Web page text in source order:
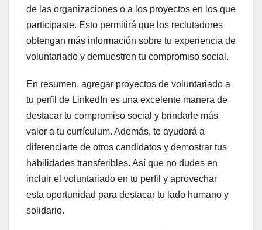
de las organizaciones o a los proyectos en los que
participaste. Esto permitirá que los reclutadores
obtengan más información sobre tu experiencia de
voluntariado y demuestren tu compromiso social.
En resumen, agregar proyectos de voluntariado a
tu perfil de LinkedIn es una excelente manera de
destacar tu compromiso social y brindarle más
valor a tu currículum. Además, te ayudará a
diferenciarte de otros candidatos y demostrar tus
habilidades transferibles. Así que no dudes en
incluir el voluntariado en tu perfil y aprovechar
esta oportunidad para destacar tu lado humano y
solidario.